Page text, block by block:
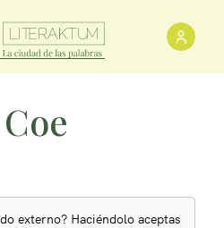
externo? Haciéndolo aceptas